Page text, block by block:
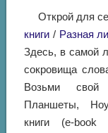
Открой для
книги / Разная
Здесь, в самой
сокровища
Возьми
Планшеты,
книги (e-book